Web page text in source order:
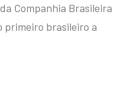
Companhia Brasileira
primeiro brasileiro a